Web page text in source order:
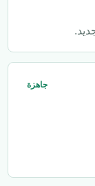
جاهزة